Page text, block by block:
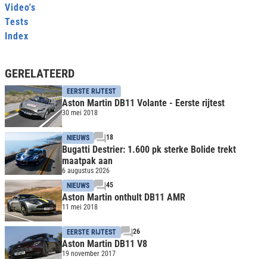
Video's
Tests
Index
GERELATEERD
EERSTE RIJTEST
Aston Martin DB11 Volante - Eerste rijtest
30 mei 2018
NIEUWS 18
Bugatti Destrier: 1.600 pk sterke Bolide trekt
maatpak aan
6 augustus 2026
NIEUWS
45
Aston Martin onthult DB11 AMR
11 mei 2018
EERSTE RIJTEST 26
Aston Martin DB11 V8
19 november 2017